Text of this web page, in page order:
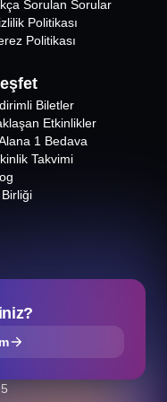
Sorulan Sorular
Politikası
Politikası
Biletler
Etkinlikler
1 Bedava
Takvimi